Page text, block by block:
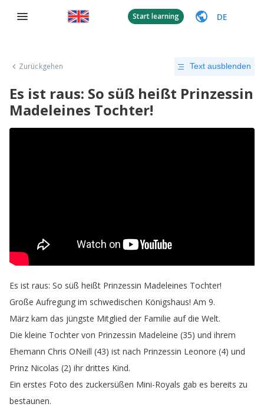
Start learning DE
Zurückgehen Text ausblenden
Es ist raus: So süß heißt Prinzessin
Madeleines Tochter!
Es ist raus: So süß heißt Prinzessin Madeleines Tochter!
Große Aufregung im schwedischen Königshaus! Am 9.
März kam das jüngste Mitglied der Familie auf die Welt.
Die kleine Tochter von Prinzessin Madeleine (35) und ihrem
Ehemann Chris ONeill (43) ist nach Prinzessin Leonore (4) und
Prinz Nicolas (2) ihr drittes Kind.
Ein erstes Foto des zuckersüßen Mini-Royals gab es bereits zu
bestaunen.